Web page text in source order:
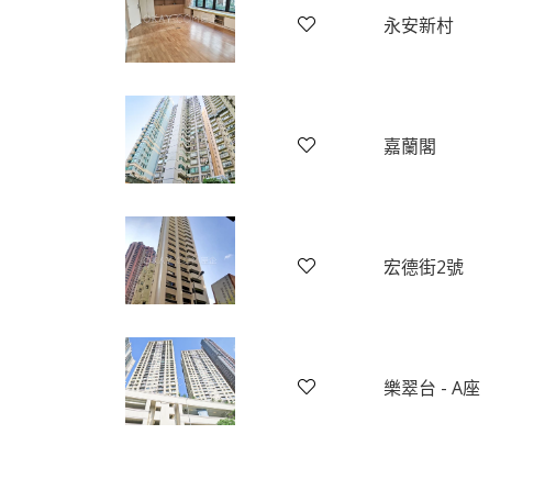
永安新村
嘉蘭閣
宏德街2號
樂翠台 - A座